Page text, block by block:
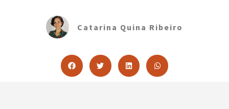
Catarina Quina Ribeiro